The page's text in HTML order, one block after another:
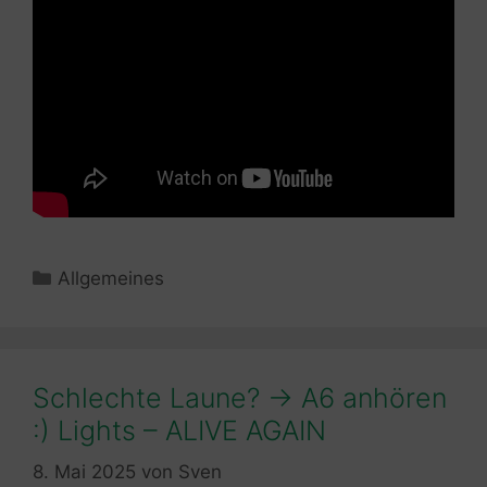
Kategorien
Allgemeines
Schlechte Laune? -> A6 anhören
:) Lights – ALIVE AGAIN
8. Mai 2025 von Sven